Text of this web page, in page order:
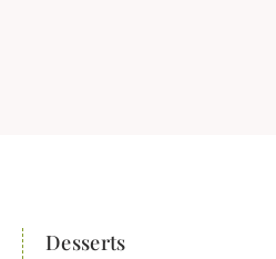
Desserts